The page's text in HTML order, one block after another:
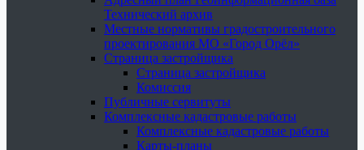
Технический архив
Местные нормативы градостроительного
проектирования МО «Город Орёл»
Страница застройщика
Страница застройщика
Комиссия
Публичные сервитуты
Комплексные кадастровые работы
Комплексные кадастровые работы
Карты-планы